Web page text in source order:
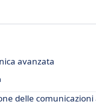
avanzata
delle